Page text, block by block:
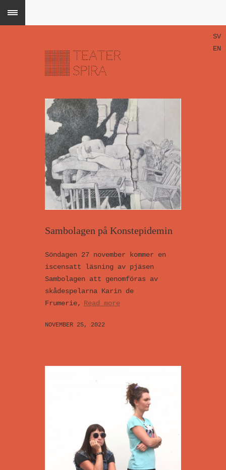
SV
EN
Sambolagen på Konstepidemin
Söndagen 27 november kommer en
iscensatt läsning av pjäsen
Sambolagen att genomföras av
skådespelarna Karin de
Frumerie, Read more
NOVEMBER 25, 2022